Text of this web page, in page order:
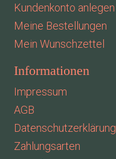
Kundenkonto anlegen
Meine Bestellungen
Mein Wunschzettel
Informationen
Impressum
AGB
Datenschutzerklärung
Zahlungsarten